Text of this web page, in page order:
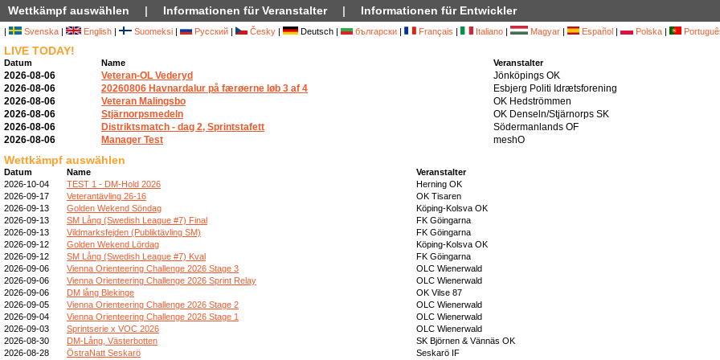
Wettkämpf auswählen | Informationen für Veranstalter | Informationen für Entwickler
| Svenska | English | Suomeksi | Русский | Česky | Deutsch | български | Français | Italiano | Magyar | Español | Polska |
LIVE TODAY!
Datum Name Veranstalter
2026-08-06 Veteran-OL Vederyd
Jönköpings OK
2026-08-06
20260806 Havnardalur på færøerne løb 3 af 4
Esbjerg Politi Idrætsforening
2026-08-06
Veteran Malingsbo
OK Hedströmmen
2026-08-06
Stjärnorpsmedeln
OK Denseln/Stjärnorps SK
2026-08-06
Distriktsmatch - dag 2, Sprintstafett
Södermanlands OF
2026-08-06
Manager Test meshO
Wettkämpf auswählen
Datum Name
Veranstalter
2026-10-04
TEST 1 - DM-Hold 2026
Herning OK
2026-09-17
Veterantävling 26-16
OK Tisaren
2026-09-13
Golden Wekend Söndag
Köping-Kolsva OK
2026-09-13
SM Lång (Swedish League #7) Final
FK Göingarna
2026-09-13
Vildmarksfejden (Publiktävling SM)
FK Göingarna
2026-09-12
Golden Wekend Lördag
Köping-Kolsva OK
2026-09-12
SM Lång (Swedish League #7) Kval
FK Göingarna
2026-09-06
Vienna Orienteering Challenge 2026 Stage 3
OLC Wienerwald
2026-09-06
Vienna Orienteering Challenge 2026 Sprint Relay
OLC Wienerwald
2026-09-06
DM lång Blekinge
OK Vilse 87
2026-09-05
Vienna Orienteering Challenge 2026 Stage 2
OLC Wienerwald
2026-09-04
Vienna Orienteering Challenge 2026 Stage 1
OLC Wienerwald
2026-09-03
Sprintserie x VOC 2026
OLC Wienerwald
2026-08-30
DM-Lång, Västerbotten
SK Björnen & Vännäs OK
2026-08-28
ÖstraNatt Seskarö
Seskarö IF